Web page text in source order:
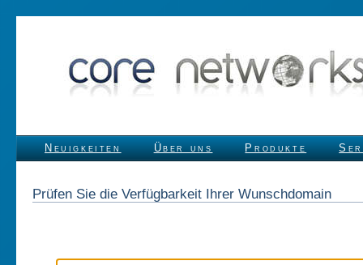
Neuigkeiten Über uns Produkte
Prüfen Sie die Verfügbarkeit Ihrer Wunschdomain